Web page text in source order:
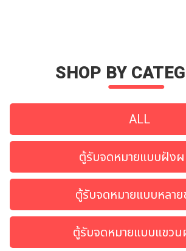
SHOP BY
ALL
ตู้รับจดหมายแบบฝัง
ตู้รับจดหมายแบบหลาย
ตู้รับจดหมายแบบแขว